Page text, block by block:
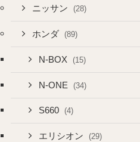
ニッサン (28)
ホンダ (89)
N-BOX (15)
N-ONE (34)
S660 (4)
エリシオン (29)